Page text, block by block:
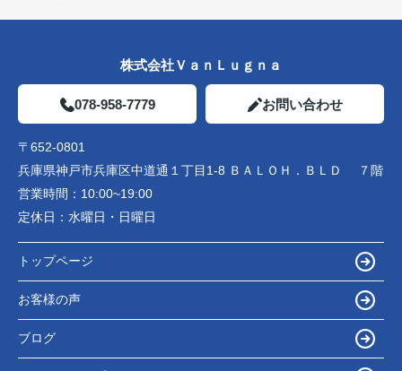
株式会社ＶａｎＬｕｇｎａ
078-958-7779 お問い合わせ
〒652-0801
兵庫県神戸市兵庫区中道通１丁目1-8 ＢＡＬＯＨ．ＢＬＤ ７階
営業時間： 10:00~19:00
定休日： 水曜日・日曜日
トップページ
お客様の声
ブログ